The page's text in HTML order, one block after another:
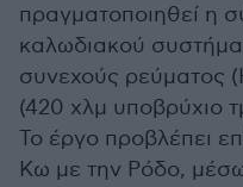
πραγματοποιηθεί η
καλωδιακού
συνεχούς ρεύματος
(420 χλμ υποβρύχιο
Το έργο προβλέπει
Κω με την Ρόδο,